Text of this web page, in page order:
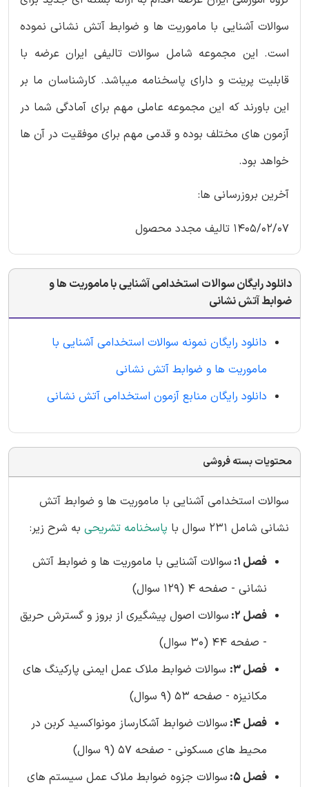
سوالات آشنایی با ماموریت ها و ضوابط آتش نشانی نموده
است. این مجموعه شامل سوالات تالیفی ایران عرضه با
قابلیت پرینت و دارای پاسخنامه میباشد. کارشناسان ما بر
این باورند که این مجموعه عاملی مهم برای آمادگی شما در
آزمون های مختلف بوده و قدمی مهم برای موفقیت در آن ها
خواهد بود.
آخرین بروزرسانی ها:
1405/02/07 تالیف مجدد محصول
دانلود رایگان سوالات استخدامی آشنایی با ماموریت ها و
ضوابط آتش نشانی
دانلود رایگان نمونه سوالات استخدامی آشنایی با
ماموریت ها و ضوابط آتش نشانی
دانلود رایگان منابع آزمون استخدامی آتش نشانی
محتویات بسته فروشی
سوالات استخدامی آشنایی با ماموریت ها و ضوابط آتش
نشانی شامل 231 سوال با
پاسخنامه تشریحی به شرح زیر:
فصل 1:
سوالات آشنایی با ماموریت ها و ضوابط آتش
نشانی - صفحه 4 (129 سوال)
فصل 2:
سوالات اصول پیشگیری از بروز و گسترش حریق
- صفحه 44 (30 سوال)
فصل 3:
سوالات ضوابط ملاک عمل ایمنی پارکینگ های
مکانیزه - صفحه 53 (9 سوال)
فصل 4:
سوالات ضوابط آشکارساز مونواکسید کربن در
محیط های مسکونی - صفحه 57 (9 سوال)
فصل 5:
سوالات جزوه ضوابط ملاک عمل سیستم های